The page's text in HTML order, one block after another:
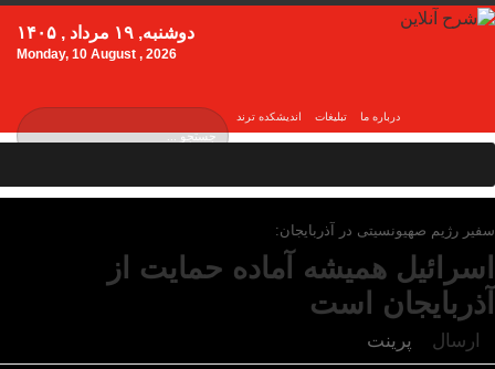
اندیشکده ترند تبلیغات درباره ما
دوشنبه, ۱۹ مرداد , ۱۴۰۵
Monday, 10 August , 2026
سفیر رژیم صهیونسیتی در آذربایجان:
اسرائیل همیشه آماده حمایت از
آذربایجان است
ارسال پرینت